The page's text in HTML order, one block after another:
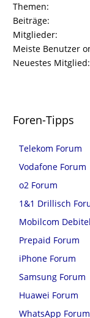
Themen
Beiträge
Mitglieder
Meiste Benutzer
Neuestes Mitglied
Foren-Tipps
Telekom Forum
Vodafone Forum
o2 Forum
1&1 Drillisch
Mobilcom
Prepaid Forum
iPhone Forum
Samsung Forum
Huawei Forum
WhatsApp Forum